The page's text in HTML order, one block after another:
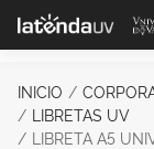
Saltar al
INICIO
LIBRETAS UV
LIBRETA A5